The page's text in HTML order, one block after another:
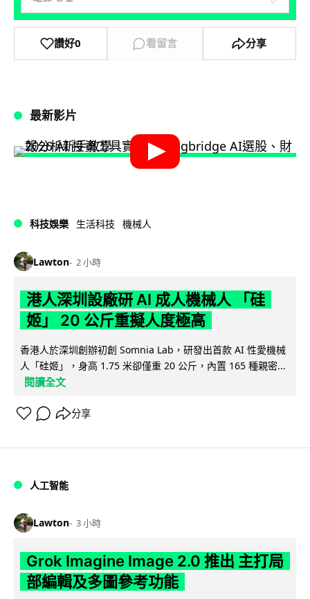
讚好0 看留言 分享
最新影片
科技娛樂 生活科技 機械人
Lawton 2 小時
港人深圳設廠研 AI 成人機械人 「硅
姬」 20 公斤重擬人度極高
香港人於深圳創辦初創 Somnia Lab，研發出首款 AI 性愛機械
人「硅姬」，身高 1.75 米卻僅重 20 公斤，內置 165 種親密...
閱讀全文
分享
人工智能
Lawton 3 小時
Grok Imagine Image 2.0 推出 主打局
部編輯及多圖參考功能